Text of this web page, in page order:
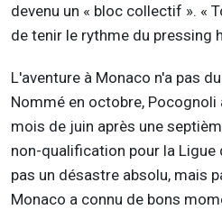
devenu un « bloc collectif ». «
de tenir le rythme du pressing
L'aventure à Monaco n'a pas
Nommé en octobre,
mois de juin après une
non-qualification pour la Ligue
pas un désastre absolu, mais
Monaco a connu de bons